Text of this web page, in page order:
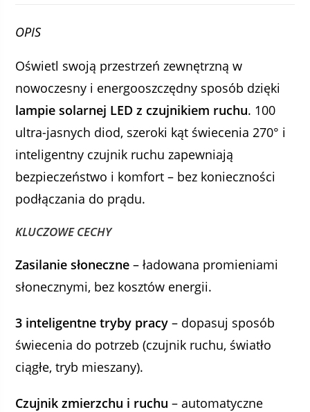
OPIS
Oświetl swoją przestrzeń zewnętrzną w
nowoczesny i energooszczędny sposób dzięki
lampie solarnej LED z czujnikiem ruchu. 100
ultra-jasnych diod, szeroki kąt świecenia 270° i
inteligentny czujnik ruchu zapewniają
bezpieczeństwo i komfort – bez konieczności
podłączania do prądu.
KLUCZOWE CECHY
Zasilanie słoneczne – ładowana promieniami
słonecznymi, bez kosztów energii.
3 inteligentne tryby pracy – dopasuj sposób
świecenia do potrzeb (czujnik ruchu, światło
ciągłe, tryb mieszany).
Czujnik zmierzchu i ruchu – automatyczne